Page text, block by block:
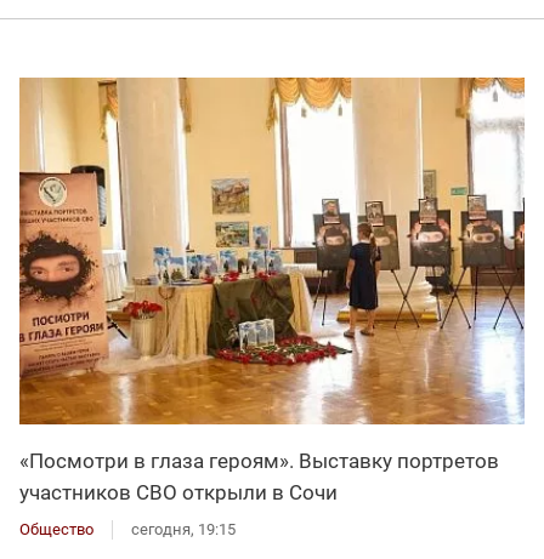
«Посмотри в глаза героям». Выставку портретов
участников СВО открыли в Сочи
Общество сегодня, 19:15